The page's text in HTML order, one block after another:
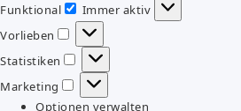
Funktional
Funktional
Immer aktiv
Vorlieben
Vorlieben
Statistiken
Statistiken
Marketing
Marketing
Optionen verwalten